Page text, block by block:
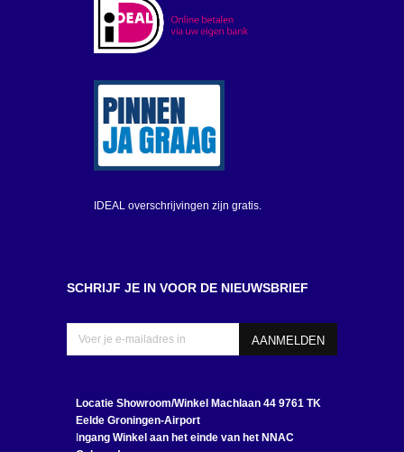
IDEAL overschrijvingen zijn gratis.
SCHRIJF JE IN VOOR DE NIEUWSBRIEF
Locatie Showroom/Winkel Machlaan 44 9761 TK
Eelde Groningen-Airport
ngang Winkel aan het einde van het NNAC